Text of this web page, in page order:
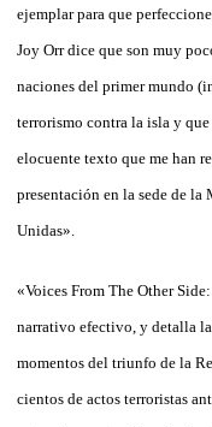
ejemplar para que
Joy Orr dice que son muy
naciones del primer mundo
terrorismo contra la isla y
elocuente texto que me han
presentación en la sede de la
Unidas».
«Voices From The Other
narrativo efectivo, y detalla
momentos del triunfo de la
cientos de actos terroristas